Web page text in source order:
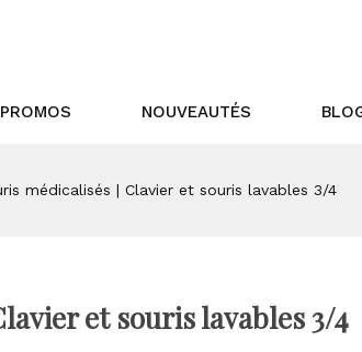
NOUVEAUTÉS
médicalisés | Clavier et souris lavables 3/4
et souris lavables 3/4